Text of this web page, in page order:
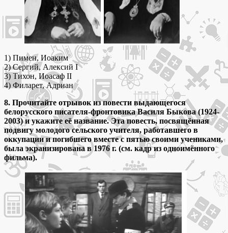
1) Пимен, Иоаким
2) Сергий, Алексий I
3) Тихон, Иоасаф II
4) Филарет, Адриан
8. Прочитайте отрывок из повести выдающегося
белорусского писателя-фронтовика Василя Быкова (1924-
2003) и укажите её название. Эта повесть, посвящённая
подвигу молодого сельского учителя, работавшего в
оккупации и погибшего вместе с пятью своими учениками,
была экранизирована в 1976 г. (см. кадр из одноимённого
фильма).